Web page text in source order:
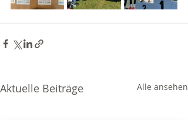
Aktuelle Beiträge Alle ansehen